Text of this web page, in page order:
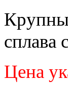
сплава
Цена